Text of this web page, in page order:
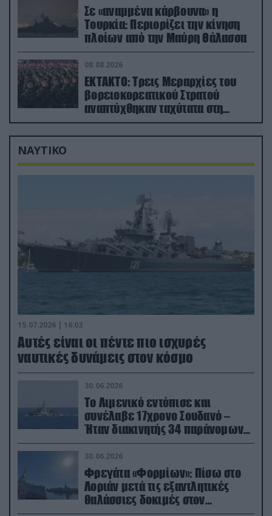
Σε «αναμμένα κάρβουνα» η
Τουρκία: Περιορίζει την κίνηση
πλοίων από την Μαύρη Θάλασσα
08.08.2026
ΕΚΤΑΚΤΟ: Τρεις Μεραρχίες του
βορειοκορεατικού Στρατού
αναπτύχθηκαν ταχύτατα στη
Ρωσία
ΝΑΥΤΙΚΟ
15.07.2026 | 16:03
Aυτές είναι οι πέντε πιο ισχυρές
ναυτικές δυνάμεις στον κόσμο
30.06.2026
Το Λιμενικό εντόπισε και
συνέλαβε 17χρονο Σουδανό –
Ήταν διακινητής 34 παράνομων
μεταναστών
30.06.2026
Φρεγάτα «Φορμίων»: Πίσω στο
Λοριάν μετά τις εξαντλητικές
θαλάσσιες δοκιμές στον
απαιτητικό Βισκαϊκό